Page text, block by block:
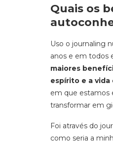
Quais os
Uso o journaling
anos e em todos
maiores
espírito e a
em que estamos
transformar em
Foi através do
como seria a